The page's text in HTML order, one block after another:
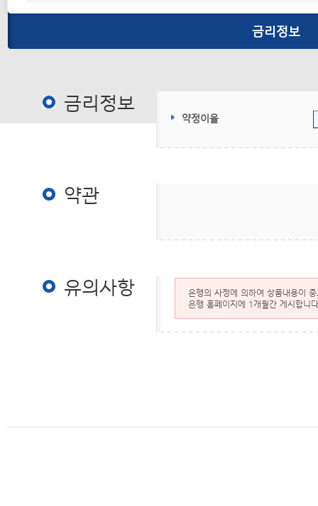
금리정보
금리정보
약정이율
약관
유의사항
은행의 사정에 의하여 상품내용이
은행 홈페이지에 1개월간 게시합니